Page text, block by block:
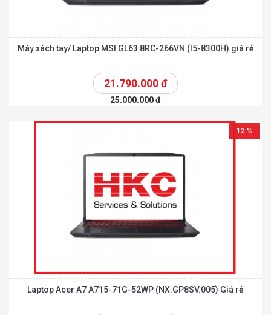
Máy xách tay/ Laptop MSI GL63 8RC-266VN (I5-8300H) giá rẻ
21.790.000đ
25.000.000đ
12 %
Laptop Acer A7 A715-71G-52WP (NX.GP8SV.005) Giá rẻ